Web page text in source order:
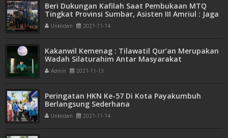
Beri Dukungan Kafilah Saat Pembukaan MTQ
Tingkat Provinsi Sumbar, Asisten III Amriul : Jaga
Kondisi Fisik Kafilah, Official Dampingi Peserta
Tampil
Unknown 2021-11-14
Kakanwil Kemenag : Tilawatil Qur’an Merupakan
Wadah Silaturahim Antar Masyarakat
Admin 2021-11-13
Peringatan HKN Ke-57 Di Kota Payakumbuh
Berlangsung Sederhana
Unknown 2021-11-14